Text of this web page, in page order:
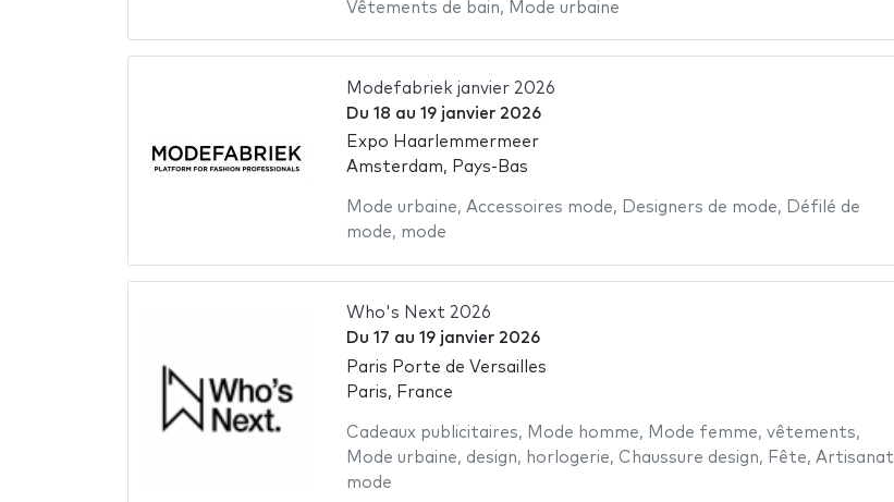
Vêtements de bain, Mode urbaine
Modefabriek janvier 2026
Du 18 au 19 janvier 2026
Expo Haarlemmermeer
Amsterdam, Pays-Bas
Mode urbaine, Accessoires mode, Designers de mode, Défilé de
mode, mode
Who's Next 2026
Du 17 au 19 janvier 2026
Paris Porte de Versailles
Paris, France
Cadeaux publicitaires, Mode homme, Mode femme, vêtements,
Mode urbaine, design, horlogerie, Chaussure design, Fête, Artisanat
mode